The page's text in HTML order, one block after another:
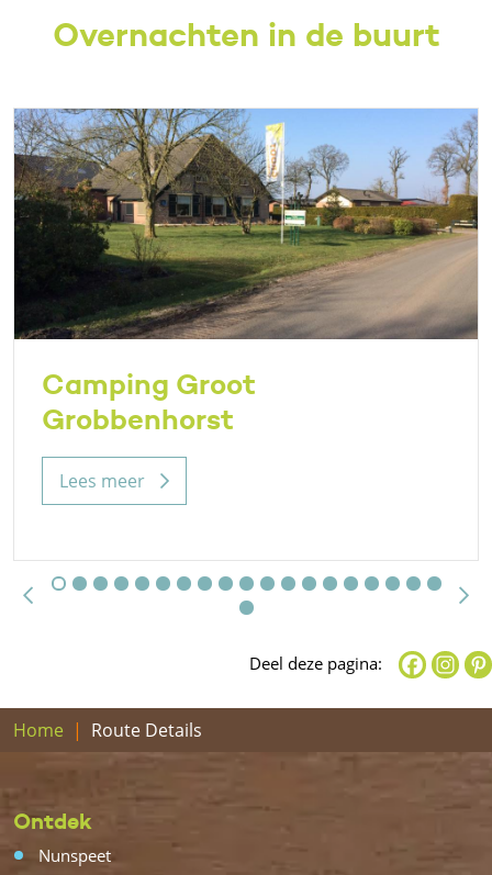
Overnachten in de buurt
Camping Groot
Grobbenhorst
Lees meer
Deel deze pagina:
Home Route Details
Ontdek
Nunspeet